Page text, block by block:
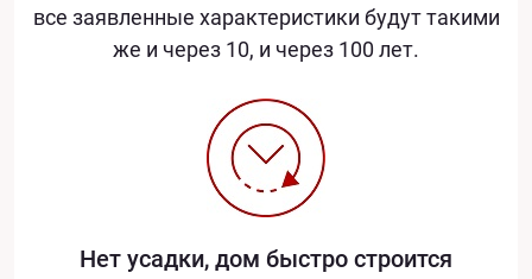
все заявленные характеристики будут такими
же и через 10, и через 100 лет.
Нет усадки, дом быстро строится